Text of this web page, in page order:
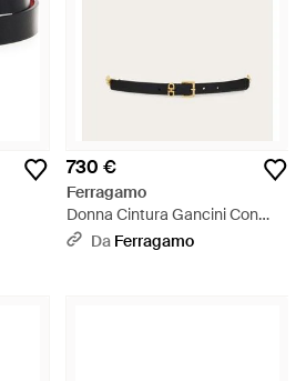
730 €
Ferragamo
Donna Cintura Gancini Con
Catena - Bianco
Da Ferragamo